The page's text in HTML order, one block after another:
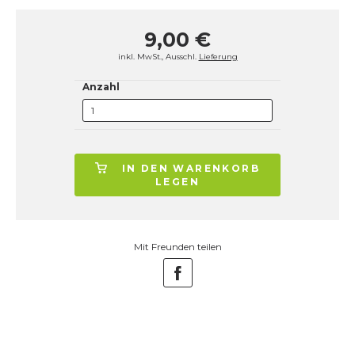
9,00 €
inkl. MwSt., Ausschl. Lieferung
Anzahl
IN DEN WARENKORB
LEGEN
Mit Freunden teilen